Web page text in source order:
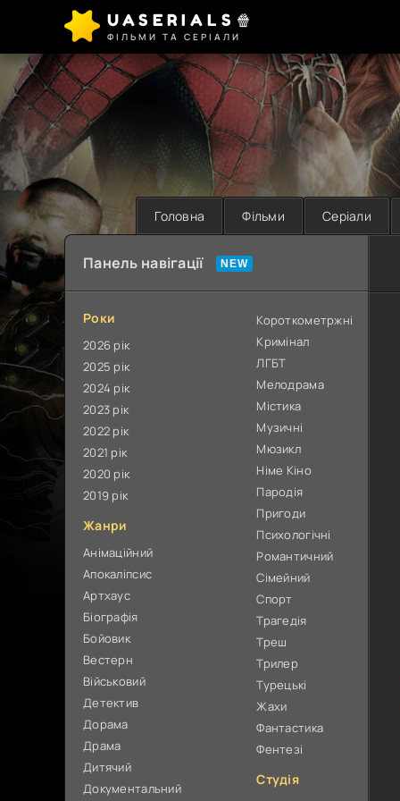
UASERIALS🍿
ФІЛЬМИ ТА СЕРІАЛИ
Головна Фільми Серіали
Панель навігації
Роки
2026 рік
2025 рік
2024 рік
2023 рік
2022 рік
2021 рік
2020 рік
2019 рік
Жанри
Анімаційний
Апокаліпсис
Артхаус
Біографія
Бойовик
Вестерн
Військовий
Детектив
Дорама
Драма
Дитячий
Документальний
Короткометржні
Кримінал
ЛГБТ
Мелодрама
Містика
Музичні
Мюзикл
Німе Кіно
Пародія
Пригоди
Психологічні
Романтичний
Сімейний
Спорт
Трагедія
Треш
Трилер
Турецькі
Жахи
Фантастика
Фентезі
Студія